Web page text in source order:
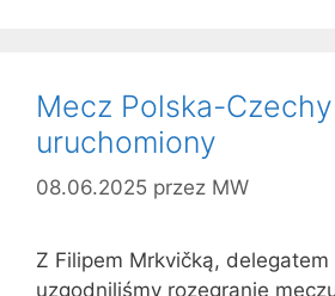
Mecz Polska-
uruchomiony
08.06.2025 przez MW
Z Filipem Mrkvičką, delegatem
uzgodniliśmy rozegranie